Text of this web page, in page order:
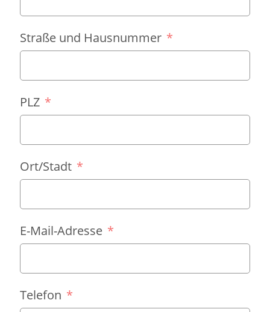
Straße und Hausnummer
PLZ
Ort/Stadt
E-Mail-Adresse
Telefon